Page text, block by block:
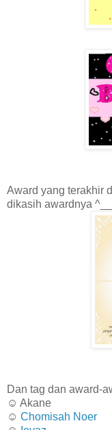
Award yang terakhir
dikasih awardnya
Dan tag dan award-
☺ Akane
☺ Chomisah Noer